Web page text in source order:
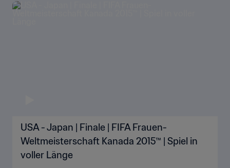
änge
USA - Japan | Finale | FIFA Frauen-
Weltmeisterschaft Kanada 2015™ | Spiel in
voller Länge